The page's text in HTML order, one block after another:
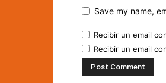
Save my name,
Recibir un email
Recibir un email